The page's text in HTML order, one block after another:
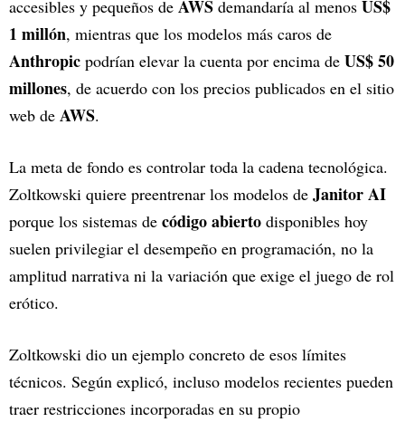
accesibles y pequeños de AWS demandaría al menos US$
1 millón, mientras que los modelos más caros de
Anthropic podrían elevar la cuenta por encima de US$ 50
millones, de acuerdo con los precios publicados en el sitio
web de AWS.
La meta de fondo es controlar toda la cadena tecnológica.
Zoltkowski quiere preentrenar los modelos de Janitor AI
porque los sistemas de código abierto disponibles hoy
suelen privilegiar el desempeño en programación, no la
amplitud narrativa ni la variación que exige el juego de rol
erótico.
Zoltkowski dio un ejemplo concreto de esos límites
técnicos. Según explicó, incluso modelos recientes pueden
traer restricciones incorporadas en su propio